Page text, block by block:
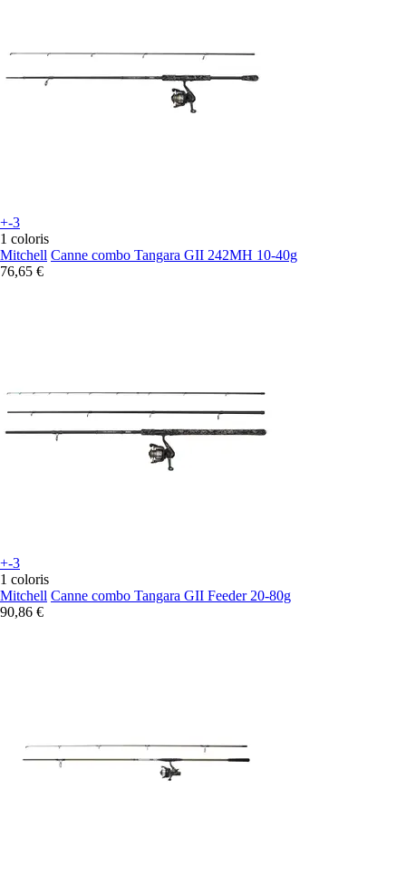
+-3
1 coloris
Mitchell Canne combo Tangara GII 242MH 10-40g
76,65 €
+-3
1 coloris
Mitchell Canne combo Tangara GII Feeder 20-80g
90,86 €